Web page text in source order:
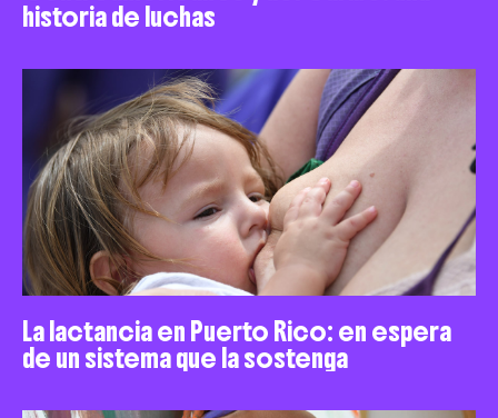
historia de luchas
La lactancia en Puerto Rico: en espera
de un sistema que la sostenga